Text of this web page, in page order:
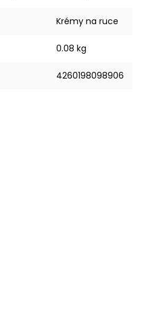
Krémy na ruce
0.08 kg
4260198098906